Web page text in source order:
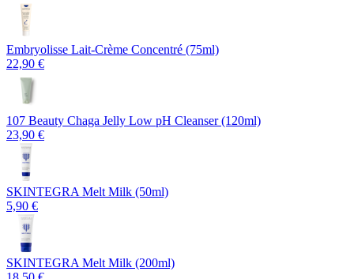
Embryolisse Lait-Crème Concentré (75ml)
22,90 €
107 Beauty Chaga Jelly Low pH Cleanser (120ml)
23,90 €
SKINTEGRA Melt Milk (50ml)
5,90 €
SKINTEGRA Melt Milk (200ml)